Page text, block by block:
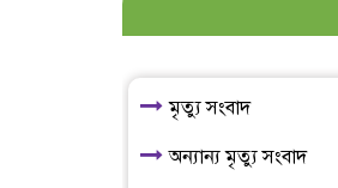
মৃত্যু সংবাদ
অন্যান্য মৃত্যু সংবাদ